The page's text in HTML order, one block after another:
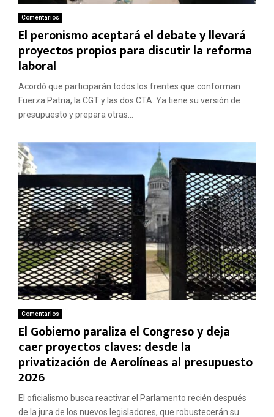
Comentarios
El peronismo aceptará el debate y llevará
proyectos propios para discutir la reforma
laboral
Acordó que participarán todos los frentes que conforman
Fuerza Patria, la CGT y las dos CTA. Ya tiene su versión de
presupuesto y prepara otras...
Comentarios
El Gobierno paraliza el Congreso y deja
caer proyectos claves: desde la
privatización de Aerolíneas al presupuesto
2026
El oficialismo busca reactivar el Parlamento recién después
de la jura de los nuevos legisladores, que robustecerán su